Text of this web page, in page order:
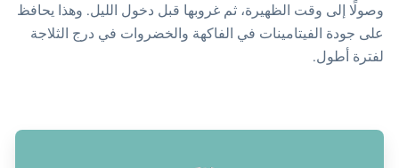
وصولًا إلى وقت الظهيرة، ثم غروبها قبل دخول الليل. وهذا يحافظ
على جودة الفيتامينات في الفاكهة والخضروات في درج الثلاجة
لفترة أطول.